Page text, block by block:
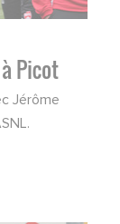
Picot
Jérôme